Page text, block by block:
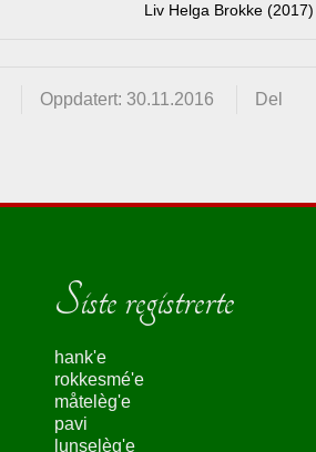
Liv Helga Brokke (2017)
Oppdatert: 30.11.2016 Del
Siste registrerte
hank'e
rokkesmé'e
måtelèg'e
pavi
lunselèg'e